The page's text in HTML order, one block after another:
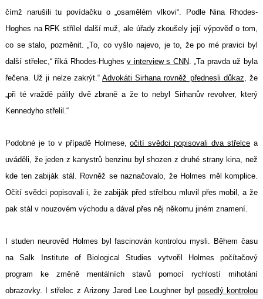
čímž narušili tu povídačku o „osamělém vlkovi“. Podle Nina Rhodes-
Hoghes na RFK střílel další muž, ale úřady zkoušely její výpověď o tom,
co se stalo, pozměnit. „To, co vyšlo najevo, je to, že po mé pravici byl
další střelec,“ říká Rhodes-Hughesv interview s CNN. „Ta pravda už byla
řečena. Už ji nelze zakrýt.“ Advokáti Sirhana rovněž přednesli důkaz, že
„při té vraždě pálily dvě zbraně a že to nebyl Sirhanův revolver, který
Kennedyho střelil.“
Podobné je to v případě Holmese,očití svědci popisovali dva střelce a
uváděli, že jeden z kanystrů benzinu byl shozen z druhé strany kina, než
kde ten zabiják stál. Rovněž se naznačovalo, že Holmes měl komplice.
Očití svědci popisovali i, že zabiják před střelbou mluvil přes mobil, a že
pak stál v nouzovém východu a dával přes něj někomu jiném znamení.
I studen neurověd Holmes byl fascinován kontrolou mysli. Během času
na Salk Institute of Biological Studies vytvořil Holmes počítačový
program ke změně mentálních stavů pomocí rychlostí mihotání
obrazovky. I střelec z Arizony Jared Lee Loughner byl posedlý kontrolou